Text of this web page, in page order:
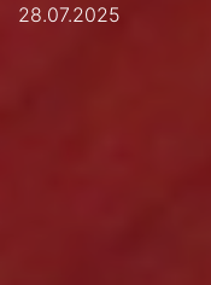
28.07.2025